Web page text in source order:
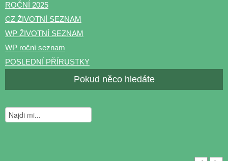
ROČNÍ 2025
CZ ŽIVOTNÍ SEZNAM
WP ŽIVOTNÍ SEZNAM
WP roční seznam
POSLEDNÍ PŘÍRUSTKY
Pokud něco hledáte